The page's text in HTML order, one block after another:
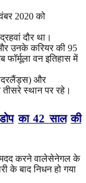
2020 को
दौर था।
उनके करियर की 95
वन इतिहास में
और
स्थान पर रहे।
का42साल की
मदद करने वालेसेनेगल के
के बाद निधन हो गया